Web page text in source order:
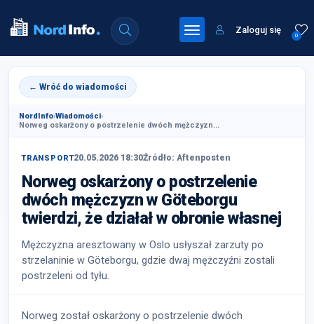
0
Zaloguj się
← Wróć do wiadomości
NordInfo›Wiadomości›
Norweg oskarżony o postrzelenie dwóch mężczyzn...
TRANSPORT20.05.2026 18:30Źródło: Aftenposten
Norweg oskarżony o postrzelenie
dwóch mężczyzn w Göteborgu
twierdzi, że działał w obronie własnej
Mężczyzna aresztowany w Oslo usłyszał zarzuty po
strzelaninie w Göteborgu, gdzie dwaj mężczyźni zostali
postrzeleni od tyłu.
Norweg został oskarżony o postrzelenie dwóch